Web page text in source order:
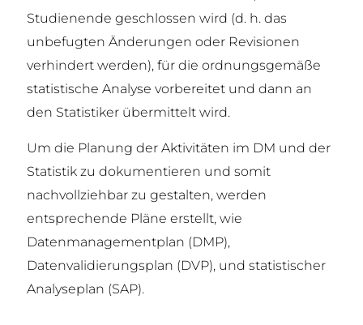
Studienende geschlossen wird (d. h. das
unbefugten Änderungen oder Revisionen
verhindert werden), für die ordnungsgemäße
statistische Analyse vorbereitet und dann an
den Statistiker übermittelt wird.
Um die Planung der Aktivitäten im DM und der
Statistik zu dokumentieren und somit
nachvollziehbar zu gestalten, werden
entsprechende Pläne erstellt, wie
Datenmanagementplan (DMP),
Datenvalidierungsplan (DVP), und statistischer
Analyseplan (SAP).